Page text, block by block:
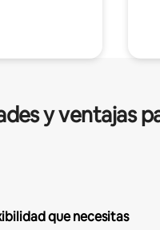
y ventajas
que necesitas